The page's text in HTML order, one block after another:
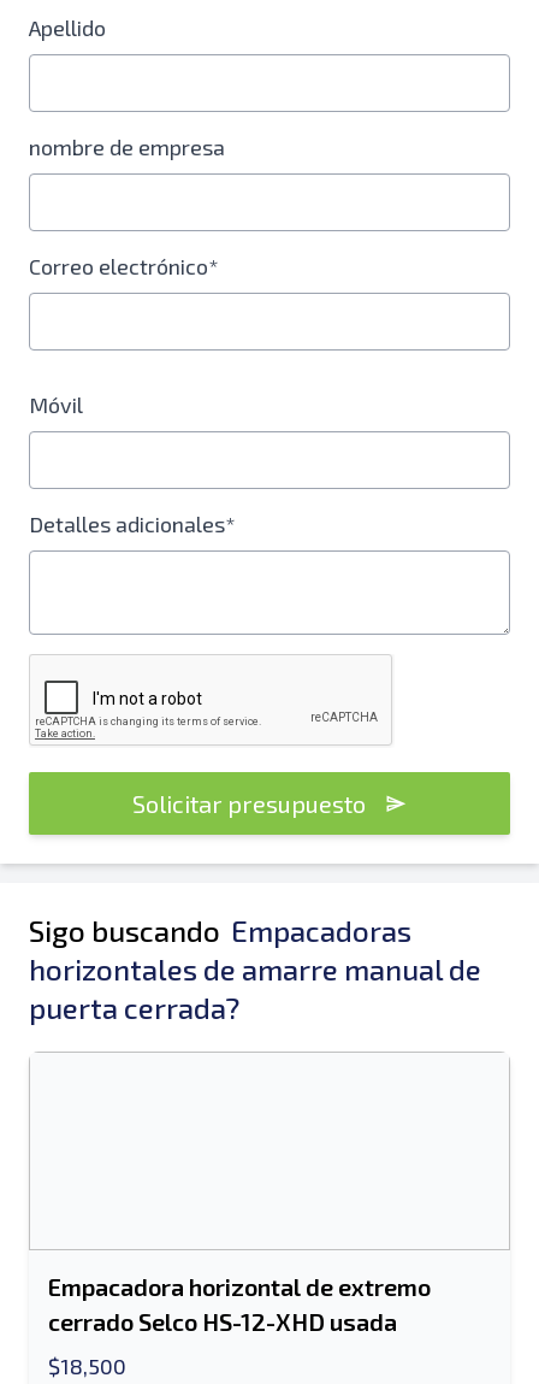
Apellido
nombre de empresa
Correo electrónico*
Móvil
Detalles adicionales*
Solicitar presupuesto
Sigo buscando Empacadoras
horizontales de amarre manual de
puerta cerrada?
Empacadora horizontal de extremo
cerrado Selco HS-12-XHD usada
$18,500